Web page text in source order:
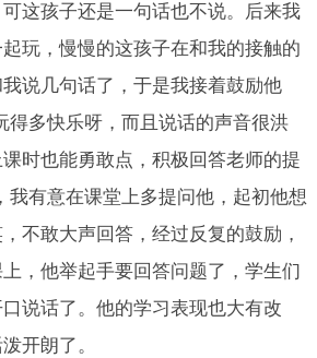
这孩子还是一句话也不说。后来我
玩，慢慢的这孩子在和我的接触的
说几句话了，于是我接着鼓励他
得多快乐呀，而且说话的声音很洪
时也能勇敢点，积极回答老师的提
我有意在课堂上多提问他，起初他想
不敢大声回答，经过反复的鼓励，
，他举起手要回答问题了，学生们
说话了。他的学习表现也大有改
开朗了。